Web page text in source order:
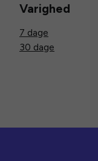
Varighed
7 dage
30 dage